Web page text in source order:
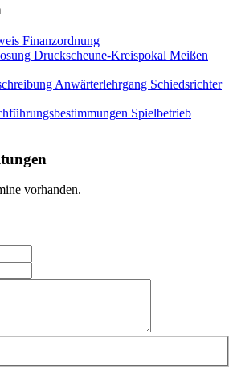
Finanzordnung
Druckscheune-Kreispokal Meißen
Anwärterlehrgang Schiedsrichter
Spielbetrieb
vorhanden.